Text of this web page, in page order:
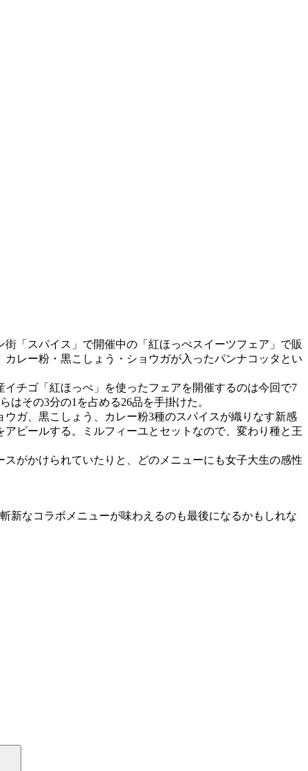
「スパイス」で開催中の「紅ほっぺスイーツフェア」で販
レー粉・黒こしょう・ショウガが入ったパンナコッタとい
チゴ「紅ほっぺ」を使ったフェアを開催するのは今回で7
その3分の1を占める26品を手掛けた。
ガ、黒こしょう、カレー粉3種のスパイスが織りなす新感
ピールする。ミルフィーユとセットなので、変わり種と王
がかけられていたりと、どのメニューにも女子大生の感性
なコラボメニューが味わえるのも最後になるかもしれな